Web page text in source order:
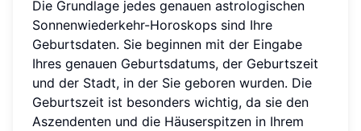
Die Grundlage jedes genauen astrologischen
Sonnenwiederkehr-Horoskops sind Ihre
Geburtsdaten. Sie beginnen mit der Eingabe
Ihres genauen Geburtsdatums, der Geburtszeit
und der Stadt, in der Sie geboren wurden. Die
Geburtszeit ist besonders wichtig, da sie den
Aszendenten und die Häuserspitzen in Ihrem